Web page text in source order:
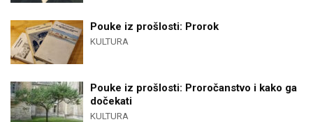
Pouke iz prošlosti: Prorok
KULTURA
Pouke iz prošlosti: Proročanstvo i kako ga
dočekati
KULTURA